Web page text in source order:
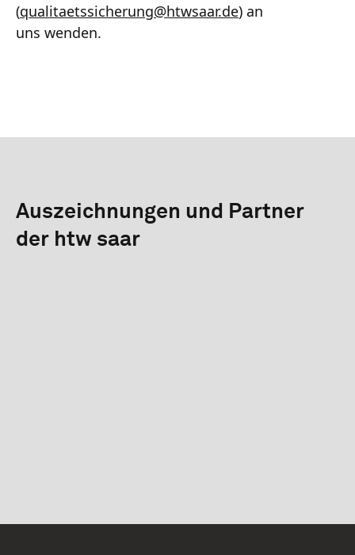
(qualitaetssicherung@htwsaar.de) an
uns wenden.
Auszeichnungen und Partner
der htw saar